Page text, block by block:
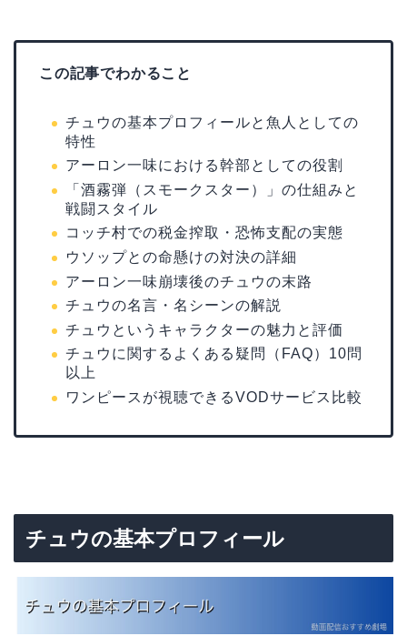
この記事でわかること
チュウの基本プロフィールと魚人としての
特性
アーロン一味における幹部としての役割
「酒霧弾（スモークスター）」の仕組みと
戦闘スタイル
コッチ村での税金搾取・恐怖支配の実態
ウソップとの命懸けの対決の詳細
アーロン一味崩壊後のチュウの末路
チュウの名言・名シーンの解説
チュウというキャラクターの魅力と評価
チュウに関するよくある疑問（FAQ）10問
以上
ワンピースが視聴できるVODサービス比較
チュウの基本プロフィール